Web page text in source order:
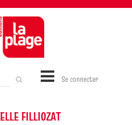
Se connecter
FILLIOZAT